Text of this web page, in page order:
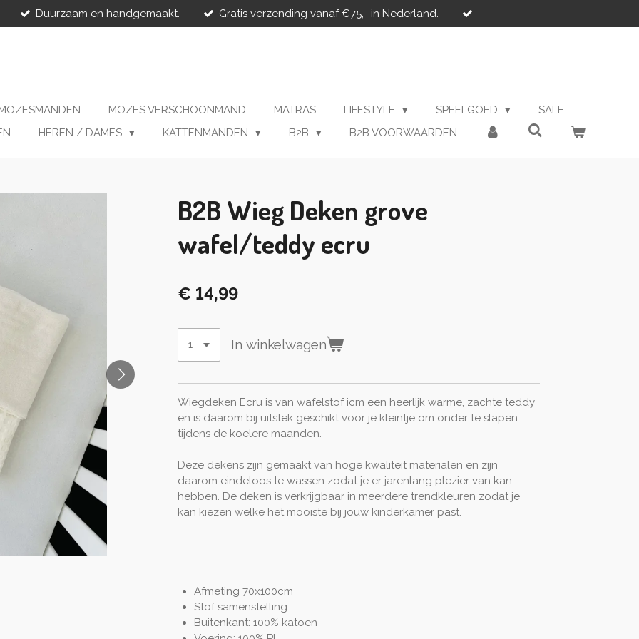
Duurzaam en handgemaakt. Gratis verzending vanaf €75,- in Nederland.
MOZES VERSCHOONMAND MATRAS LIFESTYLE SPEELGOED
SALE
HEREN / DAMES KATTENMANDEN B2B B2B VOORWAARDEN
B2B Wieg Deken grove
wafel/teddy ecru
€ 14,99
In winkelwagen
Wiegdeken Ecru is van wafelstof icm een heerlijk warme, zachte teddy
en is daarom bij uitstek geschikt voor je kleintje om onder te slapen
tijdens de koelere maanden.
Deze dekens zijn gemaakt van hoge kwaliteit materialen en zijn
daarom eindeloos te wassen zodat je er jarenlang plezier van kan
hebben. De deken is verkrijgbaar in meerdere trendkleuren zodat je
kan kiezen welke het mooiste bij jouw kinderkamer past.
Afmeting 70x100cm
Stof samenstelling:
Buitenkant: 100% katoen